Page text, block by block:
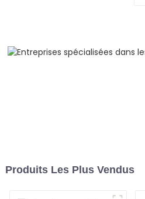
Produits Les Plus Vendus